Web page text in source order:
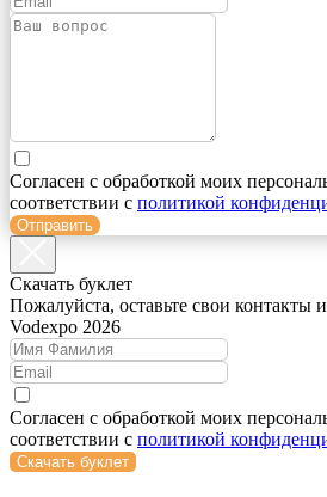
Согласен с обработкой моих
соответствии с политикой
Отправить
Cкачать буклет
Пожалуйста, оставьте свои контакты
Vodexpo 2026
Согласен с обработкой моих
соответствии с политикой
Скачать буклет